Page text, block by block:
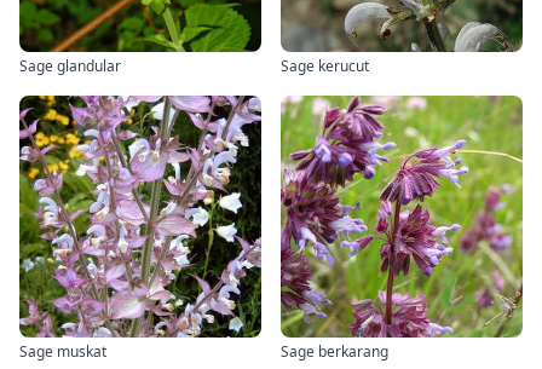
Sage glandular Sage kerucut
Sage muskat Sage berkarang